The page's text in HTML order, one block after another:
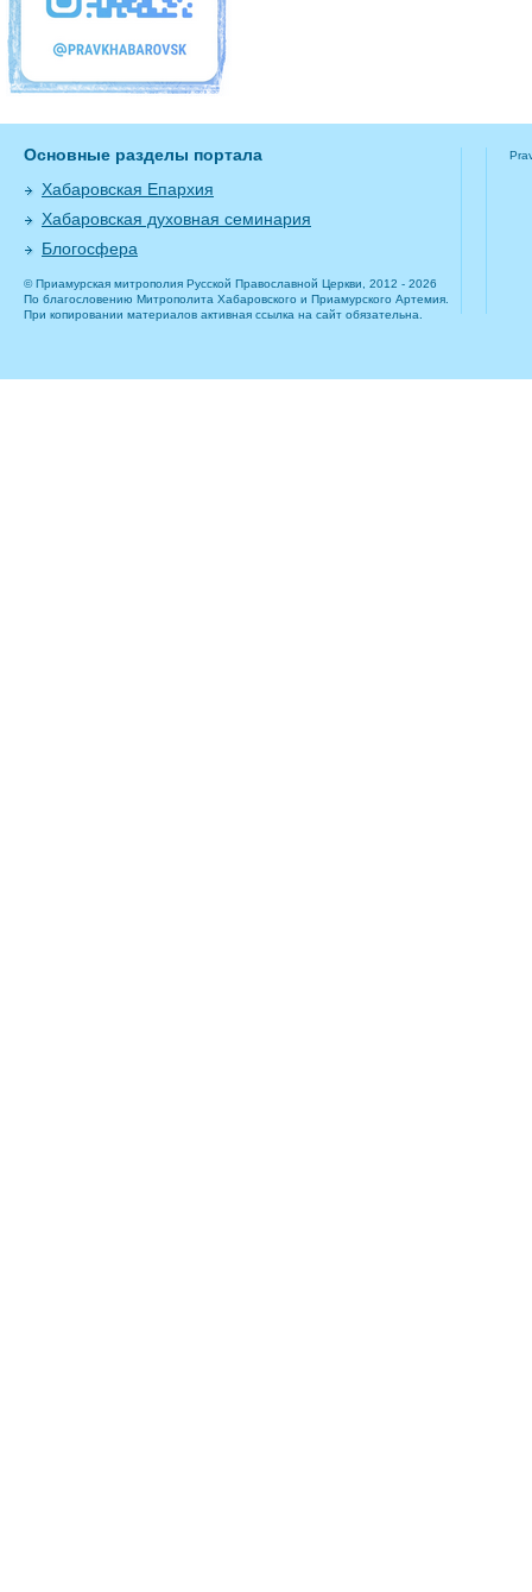
Основные разделы портала
Хабаровская Епархия
Хабаровская духовная семинария
Блогосфера
© Приамурская митрополия Русской Православной Церкви, 2012 - 2026
По благословению Митрополита Хабаровского и Приамурского Артемия.
При копировании материалов активная ссылка на сайт обязательна.